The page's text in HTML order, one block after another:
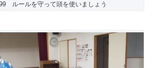
ルールを守って頭を使いましょう